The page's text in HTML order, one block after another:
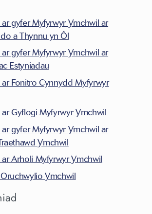
ar gyfer Myfyrwyr Ymchwil ar
a Thynnu yn Ôl
ar gyfer Myfyrwyr Ymchwil ar
Estyniadau
ar Fonitro Cynnydd Myfyrwyr
ar Gyflogi Myfyrwyr Ymchwil
ar gyfer Myfyrwyr Ymchwil ar
Ymchwil
ar Arholi Myfyrwyr Ymchwil
Ymchwil